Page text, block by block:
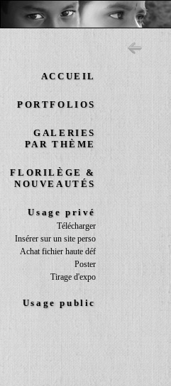
ACCUEIL
PORTFOLIOS
GALERIES
PAR THÈME
FLORILÈGE &
NOUVEAUTÉS
Usage privé
Télécharger
Insérer sur un site perso
Achat fichier haute déf
Poster
Tirage d'expo
Usage public